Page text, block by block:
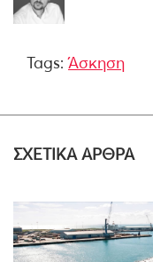
Tags:Άσκηση
ΣΧΕΤΙΚΑ ΑΡΘΡΑ